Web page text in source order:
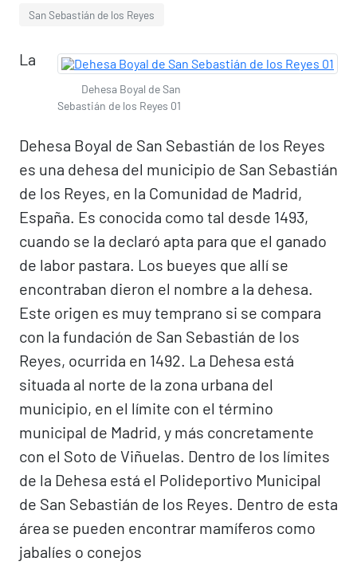
San Sebastián de los Reyes
Dehesa Boyal de San
Sebastián de los Reyes 01
La
Dehesa Boyal de San Sebastián de los Reyes
es una dehesa del municipio de San Sebastián
de los Reyes, en la Comunidad de Madrid,
España. Es conocida como tal desde 1493,
cuando se la declaró apta para que el ganado
de labor pastara. Los bueyes que allí se
encontraban dieron el nombre a la dehesa.
Este origen es muy temprano si se compara
con la fundación de San Sebastián de los
Reyes, ocurrida en 1492. La Dehesa está
situada al norte de la zona urbana del
municipio, en el límite con el término
municipal de Madrid, y más concretamente
con el Soto de Viñuelas. Dentro de los límites
de la Dehesa está el Polideportivo Municipal
de San Sebastián de los Reyes. Dentro de esta
área se pueden encontrar mamíferos como
jabalíes o conejos